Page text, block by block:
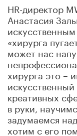
HR-директор
Анастасия
«хирурга
может нас
хирурга это –
креативных
в руки,
задумаемся
хотим с его